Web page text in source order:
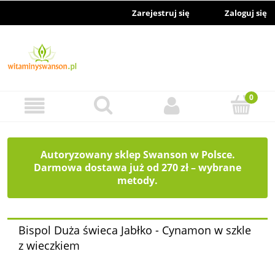
Zarejestruj się Zaloguj się
Autoryzowany sklep Swanson w Polsce.
Darmowa dostawa już od 270 zł – wybrane
metody.
Bispol Duża świeca Jabłko - Cynamon w szkle
z wieczkiem